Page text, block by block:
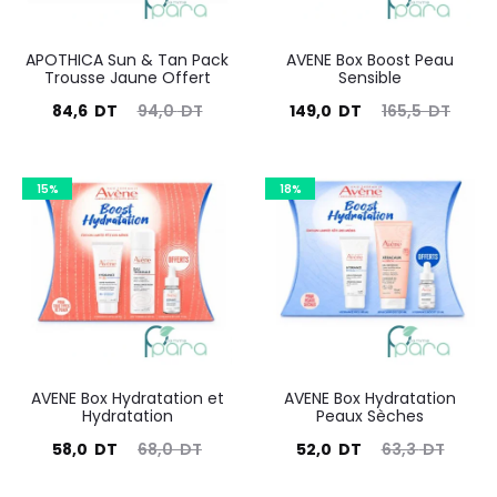
APOTHICA Sun & Tan Pack
Trousse Jaune Offert
94,0DT
Le
initial
était :
94,0
DT.
84,6 DT
actuel
est :
84,6
DT.
AVENE Box Boost Peau
Sensible
165,5DT
Le
initial
était :
165,5
DT.
149,0 DT
Le
actuel
est :
15%
AVENE Box Hydratation et
Hydratation
68,0DT
Le
58,0 DT
18%
AVENE Box Hydratation
Peaux Sèches
63,3DT
Le
52,0 DT